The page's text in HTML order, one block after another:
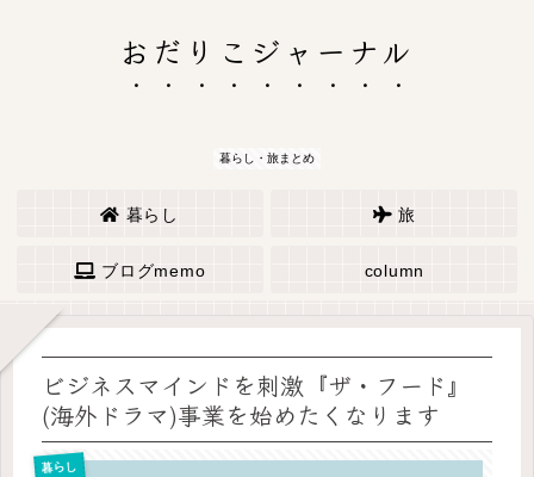
おだりこジャーナル
暮らし・旅まとめ
暮らし 旅
ブログmemo column
ビジネスマインドを刺激『ザ・フード』
(海外ドラマ)事業を始めたくなります
暮らし